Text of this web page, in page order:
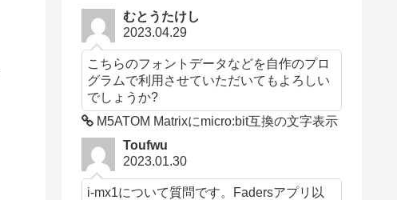
むとうたけし
2023.04.29
こちらのフォントデータなどを自作のプロ
グラムで利用させていただいてもよろしい
でしょうか?
M5ATOM Matrixにmicro:bit互換の文字表示
Toufwu
2023.01.30
i-mx1について質問です。Fadersアプリ以